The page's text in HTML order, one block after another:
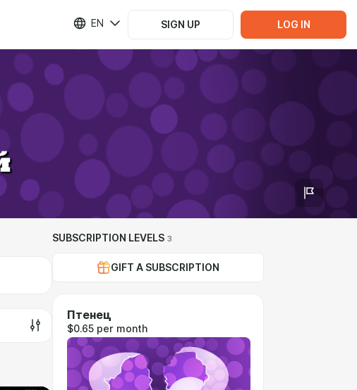
EN SIGN UP LOG IN
SUBSCRIPTION LEVELS 3
GIFT A SUBSCRIPTION
Птенец
$0.65 per month